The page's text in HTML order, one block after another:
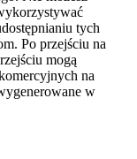
tych
Po przejściu na
mogą
na
w